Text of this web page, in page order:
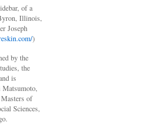
of a
Illinois,
Joseph
)
by the
the
is
Matsumoto,
of
Sciences,